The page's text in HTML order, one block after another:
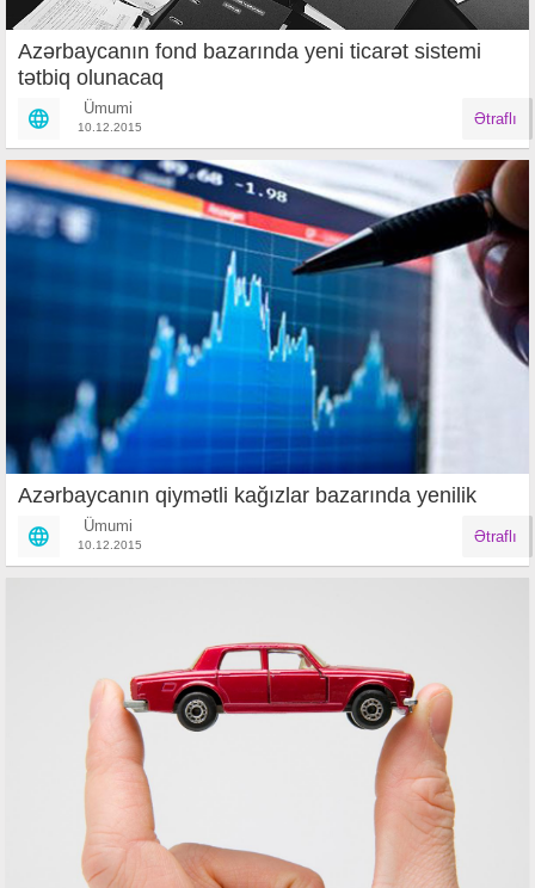
Azərbaycanın fond bazarında yeni ticarət sistemi
tətbiq olunacaq
Ümumi
10.12.2015 Ətraflı
Azərbaycanın qiymətli kağızlar bazarında yenilik
Ümumi
10.12.2015 Ətraflı